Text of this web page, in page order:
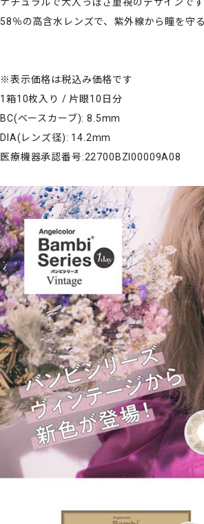
58％の高含水レンズで、紫外線から瞳を守
※表示価格は税込み価格です
1箱10枚入り / 片眼10日分
BC(ベースカーブ): 8.5mm
DIA(レンズ径): 14.2mm
医療機器承認番号:22700BZI00009A08